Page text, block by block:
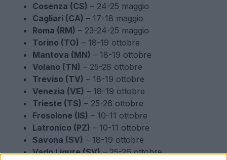
Cosenza (CS) – 24-25 maggio
Cagliari (CA) – 17-18 maggio
Roma (RM) – 23-24-25 maggio
Torino (TO) – 18-19 ottobre
Mantova (MN) – 18-19 ottobre
Volano (TN) – 25-26 ottobre
Treviso (TV) – 18-19 ottobre
Venezia (VE) – 18-19 ottobre
Trieste (TS) – 25-26 ottobre
Frosolone (IS) – 10-11 ottobre
Latronico (PZ) – 10-11 ottobre
Savona (SV) – 18-19 ottobre
Vado Ligure (SV)– 25-26 ottobre